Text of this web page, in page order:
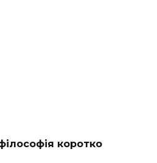
коротко